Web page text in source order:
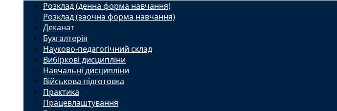
Розклад (денна форма навчання)
Розклад (заочна форма навчання)
Деканат
Бухгалтерія
Науково-педагогічний склад
Вибіркові дисципліни
Навчальні дисципліни
Військова підготовка
Практика
Працевлаштування